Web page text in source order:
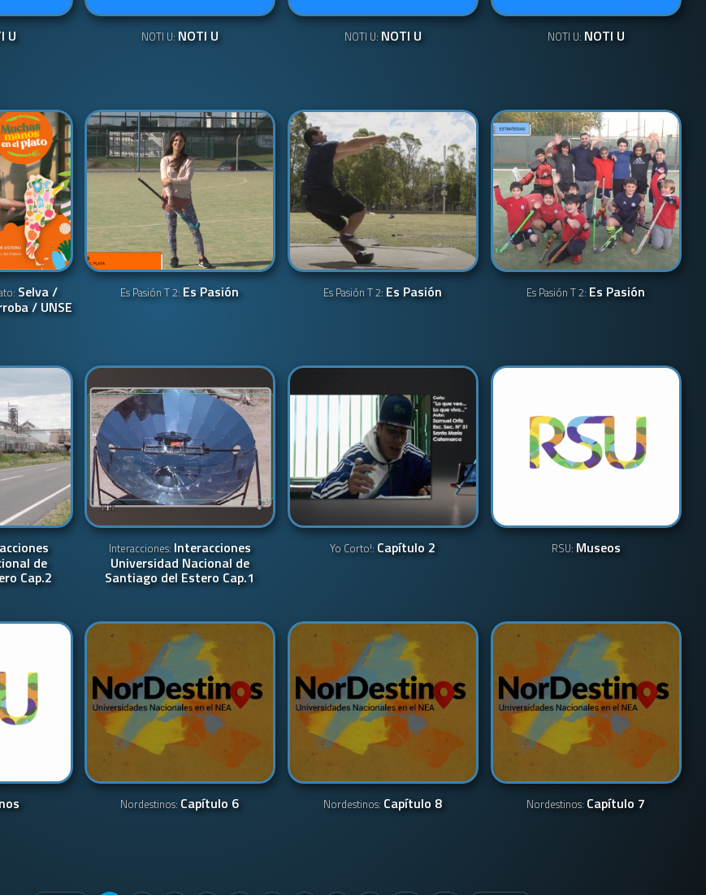
U NOTI U: NOTI U NOTI U: NOTI U NOTI U: NOTI U
Selva /
/ UNSE
Es Pasión T 2: Es Pasión Es Pasión T 2: Es Pasión Es Pasión T 2: Es Pasión
de
Cap.2
Interacciones: Interacciones
Universidad Nacional de
Santiago del Estero Cap.1
Yo Corto!: Capítulo 2 RSU: Museos
Nordestinos: Capítulo 6 Nordestinos: Capítulo 8 Nordestinos: Capítulo 7